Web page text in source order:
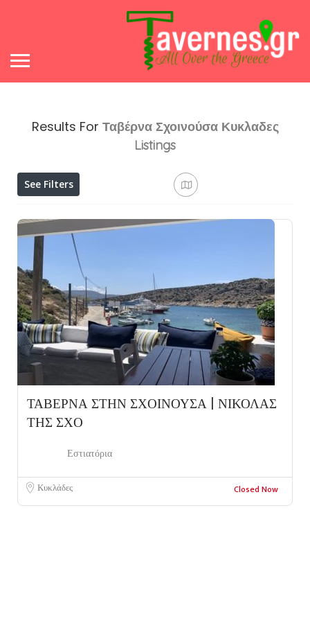
Results For Ταβέρνα Σχοινούσα Κυκλαδες
Listings
See Filters
ΤΑΒΕΡΝΑ ΣΤΗΝ ΣΧΟΙΝΟΥΣΑ | ΝΙΚΟΛΑΣ
ΤΗΣ ΣΧΟ
Εστιατόρια
Κυκλάδες Closed Now